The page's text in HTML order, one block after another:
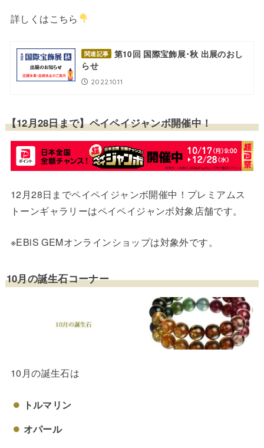
詳しくはこちら
関連記事
第10回 国際宝飾展･秋 出展のおし
らせ
2022.10.11
【12月28日まで】ペイペイジャンボ開催中！
12月28日までペイペイジャンボ開催中！プレミアムス
トーンギャラリーはペイペイジャンボ対象店舗です。
※EBiS GEMオンラインショップは対象外です。
10月の誕生石コーナー
10月の誕生石は
トルマリン
オパール